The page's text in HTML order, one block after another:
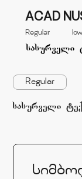
ACAD
Regular
Regular
sasurveli